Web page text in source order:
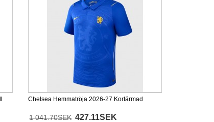
Chelsea Hemmatröja 2026-27 Kortärmad
1 041.70SEK 427.11SEK